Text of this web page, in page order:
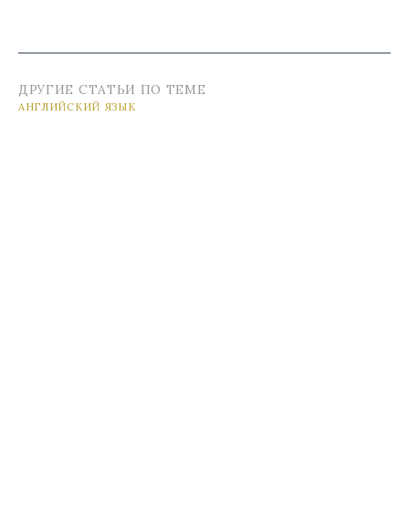
ДРУГИЕ СТАТЬИ ПО ТЕМЕ
АНГЛИЙСКИЙ ЯЗЫК